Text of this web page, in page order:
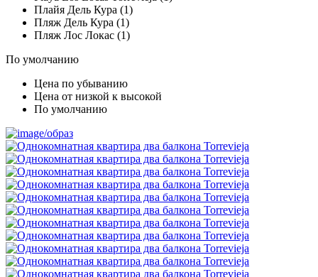
Плайя Дель Кура (1)
Пляж Дель Кура (1)
Пляж Лос Локас (1)
По умолчанию
Цена по убыванию
Цена от низкой к высокой
По умолчанию